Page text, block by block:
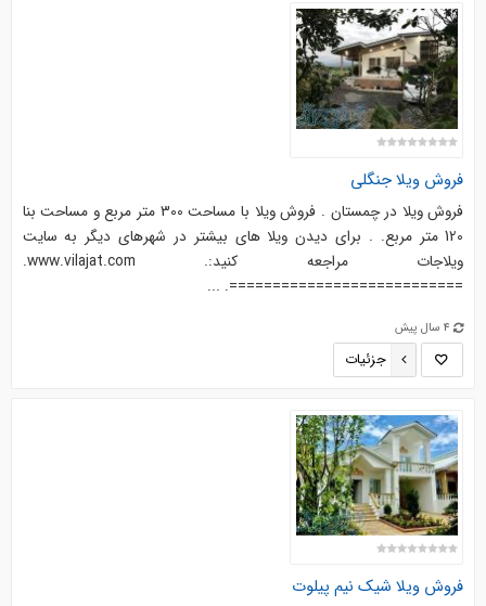
فروش ویلا جنگلی
فروش ویلا در چمستان . فروش ویلا با مساحت 300 متر مربع و مساحت بنا
120 متر مربع. . برای دیدن ویلا های بیشتر در شهرهای دیگر به سایت
ویلاجات مراجعه کنید:. www.vilajat.com.
===========================. ...
4 سال پیش
جزئیات
فروش ویلا شیک نیم پیلوت